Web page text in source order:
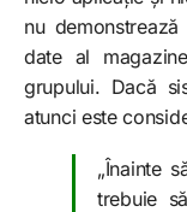
nu
date al
grupului. Dacă
atunci este
„Înainte
trebuie